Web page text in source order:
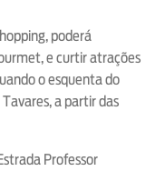
poderá
e curtir atrações
o esquenta do
a partir das
Professor